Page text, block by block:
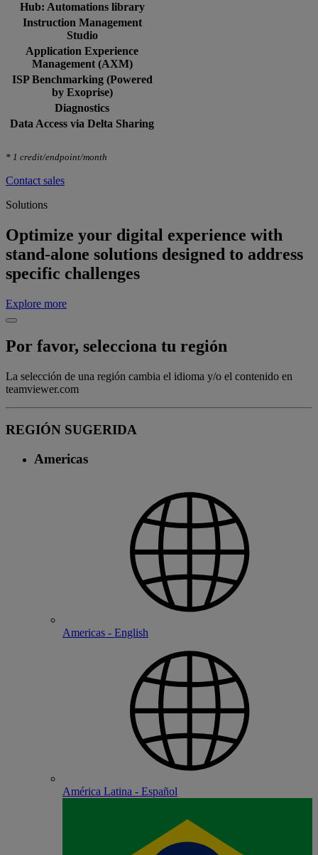
Hub: Automations library
Instruction Management
Studio
Application Experience
Management (AXM)
ISP Benchmarking (Powered
by Exoprise)
Diagnostics​
Data Access via Delta Sharing
* 1 credit/endpoint/month​
Contact sales
Solutions
Optimize your digital experience with
stand-alone solutions designed to address
specific challenges
Explore more
Por favor, selecciona tu región
La selección de una región cambia el idioma y/o el contenido en
teamviewer.com
REGIÓN SUGERIDA
Americas
Americas - English
América Latina - Español